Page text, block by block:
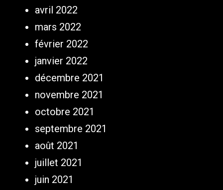
avril 2022
mars 2022
février 2022
janvier 2022
décembre 2021
novembre 2021
octobre 2021
septembre 2021
août 2021
juillet 2021
juin 2021